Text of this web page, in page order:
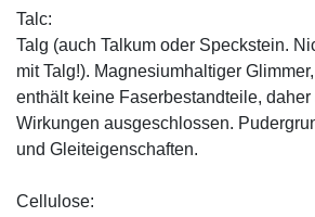
Talc:
Talg (auch Talkum oder Speckstein.
mit Talg!). Magnesiumhaltiger
enthält keine Faserbestandteile,
Wirkungen ausgeschlossen.
und Gleiteigenschaften.
Cellulose: